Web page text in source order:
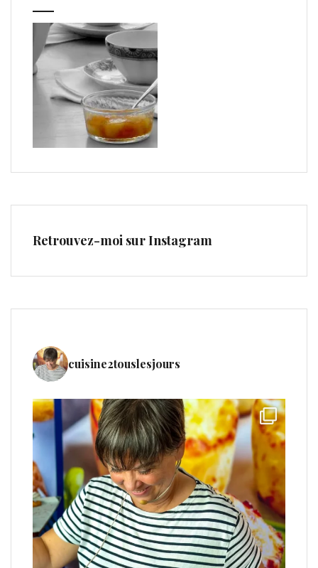
Retrouvez-moi sur Instagram
cuisine2touslesjours